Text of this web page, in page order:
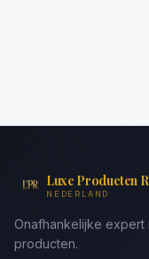
Luxe Producten
NEDERLAND
Onafhankelijke
producten.